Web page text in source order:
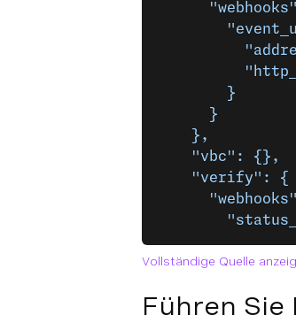
        }
      }
    },
    "vbc": {},
    "verify": {
Vollständige Quelle
Führen Sie